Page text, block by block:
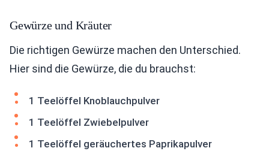
Gewürze und Kräuter
Die richtigen Gewürze machen den Unterschied.
Hier sind die Gewürze, die du brauchst:
1 Teelöffel Knoblauchpulver
1 Teelöffel Zwiebelpulver
1 Teelöffel geräuchertes Paprikapulver